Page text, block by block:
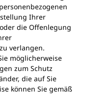
Ihrer
die Offenlegung
verlangen.
möglicherweise
zum Schutz
die auf Sie
können Sie gemäß